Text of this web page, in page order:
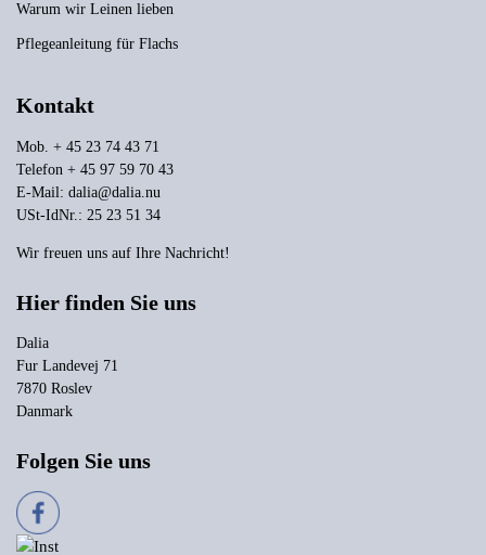
Warum wir Leinen lieben
Pflegeanleitung für Flachs
Kontakt
Mob. + 45 23 74 43 71
Telefon + 45 97 59 70 43
E-Mail: dalia@dalia.nu
USt-IdNr.: 25 23 51 34
Wir freuen uns auf Ihre Nachricht!
Hier finden Sie uns
Dalia
Fur Landevej 71
7870 Roslev
Danmark
Folgen Sie uns